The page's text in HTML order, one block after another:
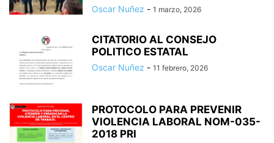
Oscar Nuñez - 1 marzo, 2026
CITATORIO AL CONSEJO
POLITICO ESTATAL
Oscar Nuñez - 11 febrero, 2026
PROTOCOLO PARA PREVENIR
VIOLENCIA LABORAL NOM-035-
2018 PRI